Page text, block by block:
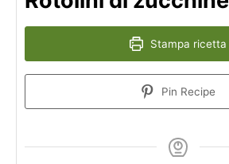
Stampa ricetta
Pin Recipe